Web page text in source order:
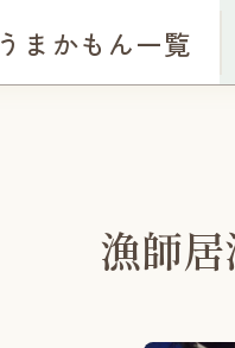
うまかもん一覧
漁師